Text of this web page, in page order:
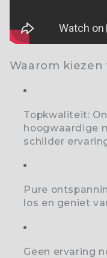
Waarom kiezen
Topkwaliteit:
hoogwaardige
schilder
Pure
los en geniet
Geen ervaring